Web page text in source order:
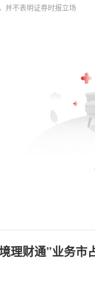
并不表明证券时报立场
理财通”业务市